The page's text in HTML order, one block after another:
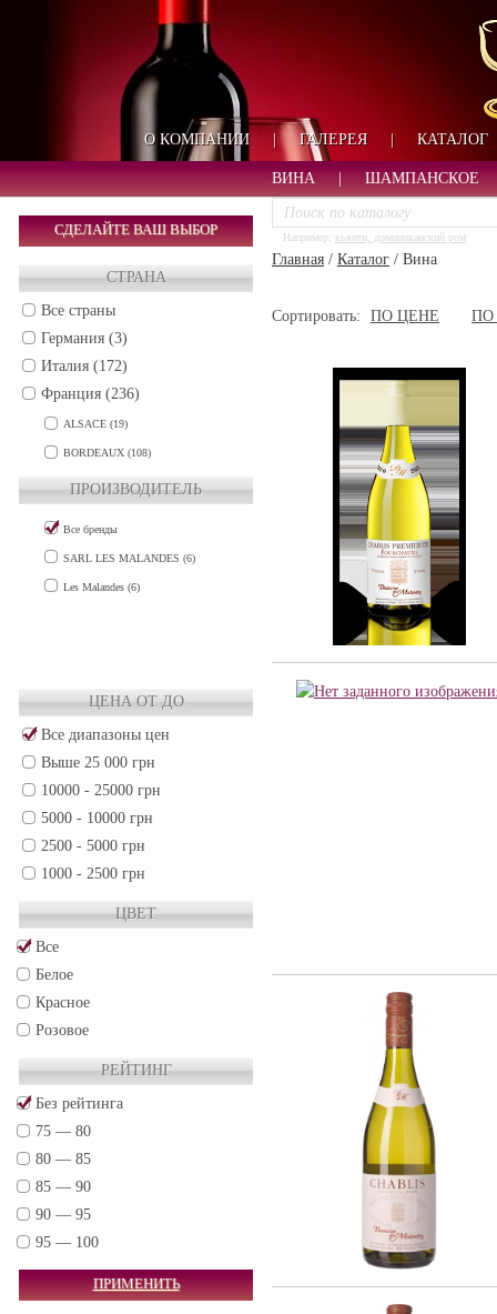
О КОМПАНИИ | ГАЛЕРЕЯ | КАТАЛОГ
ВИНА ШАМПАНСКОЕ
СДЕЛАЙТЕ ВАШ ВЫБОР
СТРАНА
Все страны
Германия (3)
Италия (172)
Франция (236)
ALSACE (19)
BORDEAUX (108)
BURGUNDY (46)
PROVENCE (2)
RHONE VALLEY (3)
Чили (34)
ПРОИЗВОДИТЕЛЬ
Все бренды
SARL LES MALANDES (6)
Les Malandes (6)
ЦЕНА ОТ ДО
Все диапазоны цен
Выше 25 000 грн
10000 - 25000 грн
5000 - 10000 грн
2500 - 5000 грн
1000 - 2500 грн
250 - 500 грн
50 - 250 грн
ЦВЕТ
Все
Белое
Красное
Розовое
РЕЙТИНГ
Без рейтинга
75 — 80
80 — 85
85 — 90
90 — 95
95 — 100
ПРИМЕНИТЬ
Например: кьянти, доминиканский ром
Главная / Каталог / Вина
Сортировать: ПО ЦЕНЕ ПО